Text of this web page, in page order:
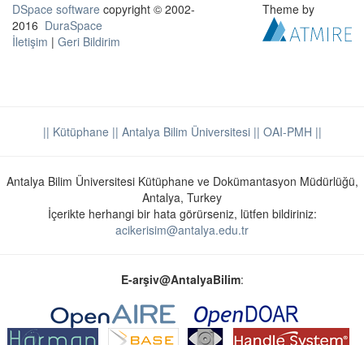
DSpace software copyright © 2002-
2016 DuraSpace
İletişim | Geri Bildirim
Theme by
|| Kütüphane || Antalya Bilim Üniversitesi || OAI-PMH ||
Antalya Bilim Üniversitesi Kütüphane ve Dokümantasyon Müdürlüğü,
Antalya, Turkey
İçerikte herhangi bir hata görürseniz, lütfen bildiriniz:
acikerisim@antalya.edu.tr
E-arşiv@AntalyaBilim: